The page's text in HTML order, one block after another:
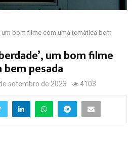
um bom filme com uma temática bem
um bom filme
pesada
setembro de 2023 4103